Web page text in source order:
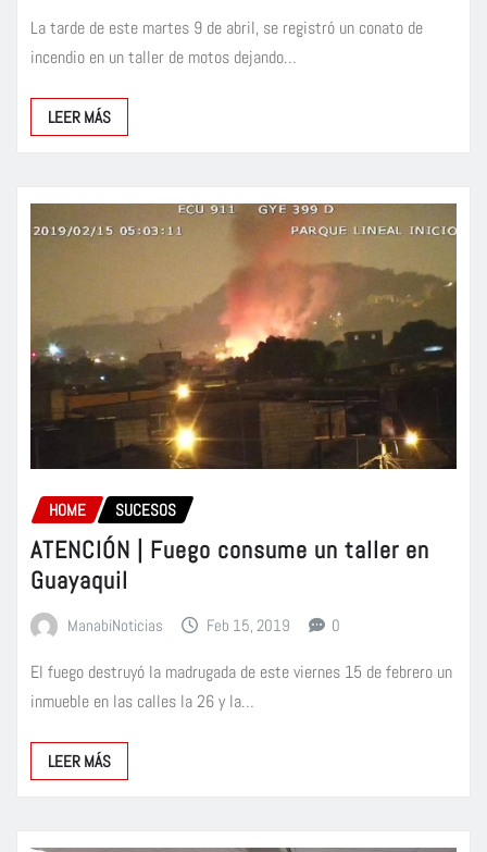
La tarde de este martes 9 de abril, se registró un conato de
incendio en un taller de motos dejando…
LEER MÁS
HOME SUCESOS
ATENCIÓN | Fuego consume un taller en
Guayaquil
ManabiNoticias Feb 15, 2019 0
El fuego destruyó la madrugada de este viernes 15 de febrero un
inmueble en las calles la 26 y la…
LEER MÁS